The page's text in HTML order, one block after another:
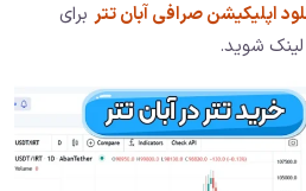
اپلیکیشن صرافی آبان تتر برای
لینک شوید.